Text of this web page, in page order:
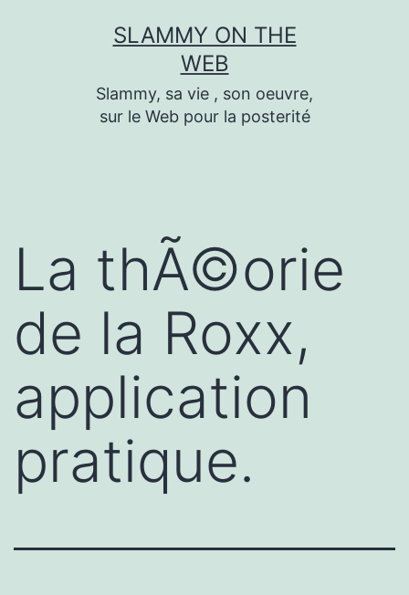
SLAMMY ON THE
WEB
Slammy, sa vie , son oeuvre,
sur le Web pour la posterité
La thÃ©orie
de la Roxx,
application
pratique.